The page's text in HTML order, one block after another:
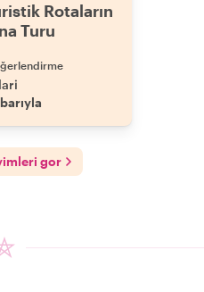
Rotaların
Turu
gor